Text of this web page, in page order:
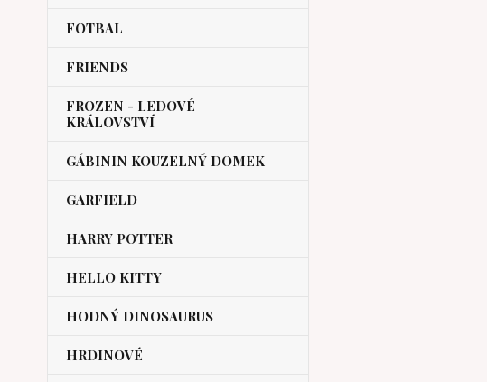
FOTBAL
FRIENDS
FROZEN - LEDOVÉ
KRÁLOVSTVÍ
GÁBININ KOUZELNÝ DOMEK
GARFIELD
HARRY POTTER
HELLO KITTY
HODNÝ DINOSAURUS
HRDINOVÉ